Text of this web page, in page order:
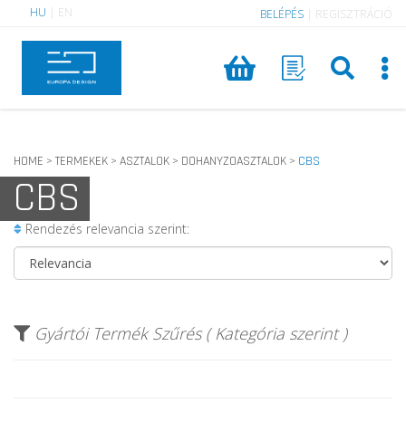
HU EN BELÉPÉS REGISZTRÁCIÓ
HOME > TERMEKEK > ASZTALOK > DOHANYZOASZTALOK > CBS
CBS
Rendezés relevancia szerint:
Gyártói Termék Szűrés ( Kategória szerint )